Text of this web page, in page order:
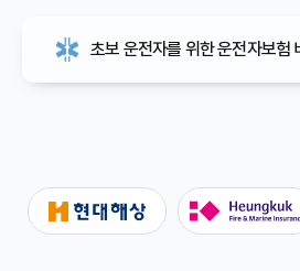
초보 운전자를 위한 운전자보